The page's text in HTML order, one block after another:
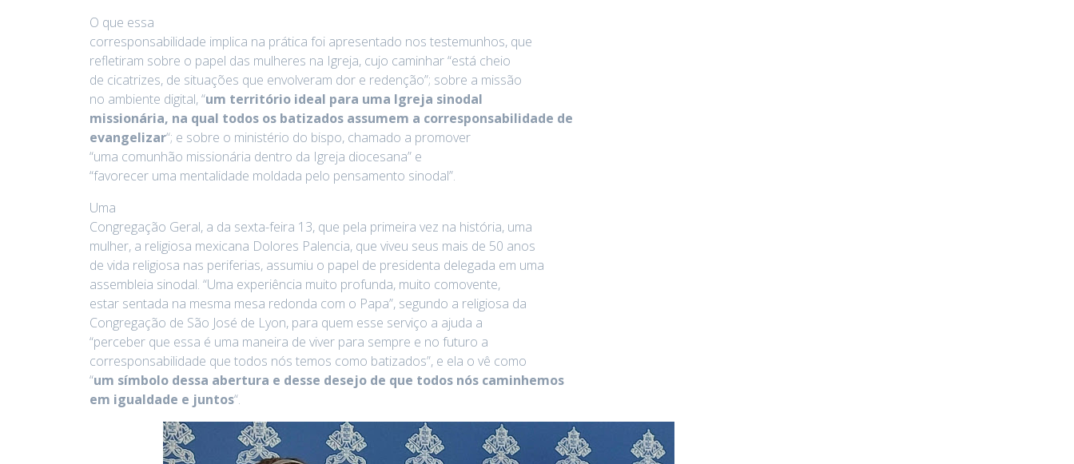
O que essa
corresponsabilidade implica na prática foi apresentado nos testemunhos, que
refletiram sobre o papel das mulheres na Igreja, cujo caminhar “está cheio
de cicatrizes, de situações que envolveram dor e redenção”; sobre a missão
no ambiente digital, “um território ideal para uma Igreja sinodal
missionária, na qual todos os batizados assumem a corresponsabilidade de
evangelizar“; e sobre o ministério do bispo, chamado a promover
“uma comunhão missionária dentro da Igreja diocesana” e
“favorecer uma mentalidade moldada pelo pensamento sinodal”.
Uma
Congregação Geral, a da sexta-feira 13, que pela primeira vez na história, uma
mulher, a religiosa mexicana Dolores Palencia, que viveu seus mais de 50 anos
de vida religiosa nas periferias, assumiu o papel de presidenta delegada em uma
assembleia sinodal. “Uma experiência muito profunda, muito comovente,
estar sentada na mesma mesa redonda com o Papa”, segundo a religiosa da
Congregação de São José de Lyon, para quem esse serviço a ajuda a
“perceber que essa é uma maneira de viver para sempre e no futuro a
corresponsabilidade que todos nós temos como batizados”, e ela o vê como
“um símbolo dessa abertura e desse desejo de que todos nós caminhemos
em igualdade e juntos“.